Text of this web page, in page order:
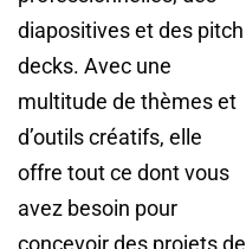
diapositives et des pitch
decks. Avec une
multitude de thèmes et
d’outils créatifs, elle
offre tout ce dont vous
avez besoin pour
concevoir des projets de